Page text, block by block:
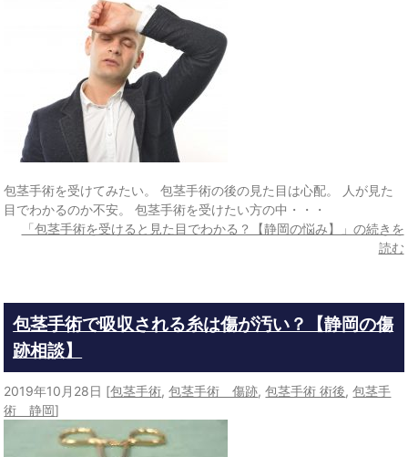
包茎手術を受けてみたい。 包茎手術の後の見た目は心配。 人が見た
目でわかるのか不安。 包茎手術を受けたい方の中・・・
「包茎手術を受けると見た目でわかる？【静岡の悩み】」の続きを
読む
包茎手術で吸収される糸は傷が汚い？【静岡の傷
跡相談】
2019年10月28日 [包茎手術,包茎手術 傷跡,包茎手術 術後,包茎手
術 静岡]